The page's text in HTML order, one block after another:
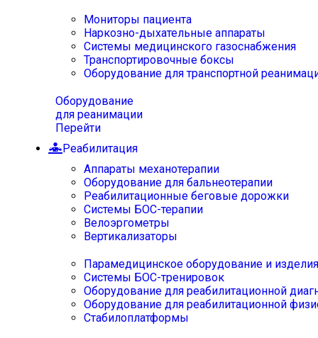
Мониторы пациента
Наркозно-дыхательные аппараты
Системы медицинского газоснабжения
Транспортировочные боксы
Оборудование для транспортной
Оборудование
для реанимации
Перейти
Реабилитация
Аппараты механотерапии
Оборудование для бальнеотерапии
Реабилитационные беговые дорожки
Системы БОС-терапии
Велоэргометры
Вертикализаторы
Парамедицинское оборудование и изделия
Системы БОС-тренировок
Оборудование для реабилитационной
Оборудование для реабилитационной
Стабилоплатформы